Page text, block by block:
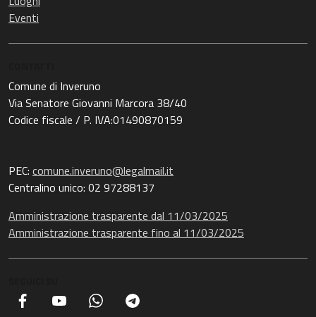
Eventi
Comune di Inveruno
Via Senatore Giovanni Marcora 38/40
Codice fiscale / P. IVA:01490870159
PEC: comune.inveruno@legalmail.it
Centralino unico: 02 97288137
Amministrazione trasparente dal 11/03/2025
Amministrazione trasparente fino al 11/03/2025
Facebook YouTube Whatsapp